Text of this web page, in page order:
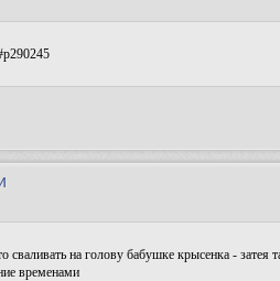
сваливать на голову бабушке крысенка - затея
временами